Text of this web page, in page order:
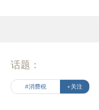
话题：
#消费税 +关注